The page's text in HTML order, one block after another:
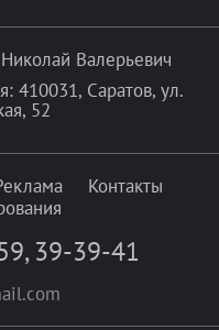
Валерьевич
410031, Саратов, ул.
52
Контакты
, 39-39-41